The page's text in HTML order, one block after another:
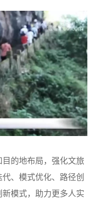
的地布局，强化文旅
、模式优化、路径创
模式，助力更多人实